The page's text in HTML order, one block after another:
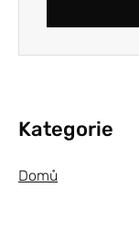
Kategorie
Domů